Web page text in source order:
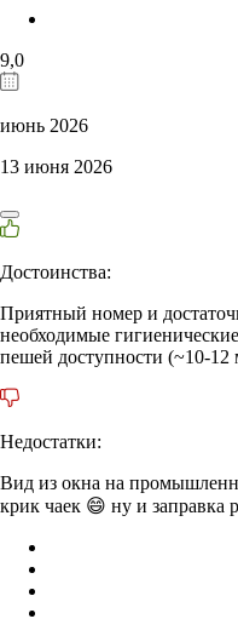
9,0
июнь 2026
13 июня 2026
Достоинства:
Приятный номер и
необходимые
пешей доступности (~10-12
Недостатки:
Вид из окна на
крик чаек 😄 ну и заправка